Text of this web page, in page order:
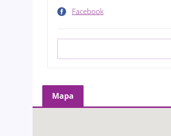
Facebook
Mapa